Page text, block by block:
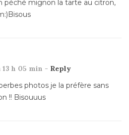
péché mignon la tarte au citron,
h 05 min - Reply
photos je la préfère sans
!! Bisouuus